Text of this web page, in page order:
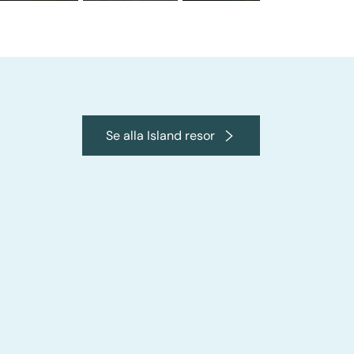
Se alla Island resor